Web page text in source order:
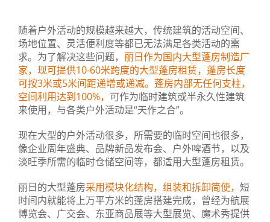
随着户外活动的规模越来越大，传统建筑的活动空间、
场地位置、灵活便利度等都已无法满足各类活动的需
求。为了解决这些问题， 丽日作为国内大型蓬房制造厂
家，现可提供10-60米跨度的大型蓬房租赁，蓬房长度
可按3米或5米间距递增或递减。蓬房内部无任何支柱，
空间利用达到100%， 可作为临时建筑或半永久性建筑
来使用，与各类户外活动是“天作之合”。
现在大型的户外活动很多，所需要的临时空间也很多，
像企业周年盛典、品牌新品发布会、户外啤酒节，以及
淡旺季所需的临时仓储空间等，都适用大型蓬房租赁。
丽日的大型蓬房采用模块化结构，组装和拆卸简便， 短
时间内就能将上万平方米的蓬房搭建完成，曾经为航展
博览会、广交会、东亚商品展等大型展览、魔术秀提供